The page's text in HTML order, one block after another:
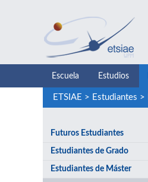
Escuela Estudios
ETSIAE > Estudiantes >
Futuros Estudiantes
Estudiantes de Grado
Estudiantes de Máster